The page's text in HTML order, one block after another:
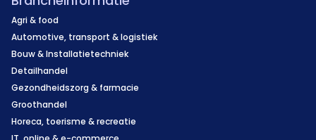
Agri & food
Automotive, transport & logistiek
Bouw & Installatietechniek
Detailhandel
Gezondheidszorg & farmacie
Groothandel
Horeca, toerisme & recreatie